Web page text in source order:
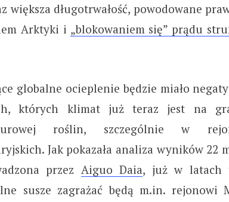
większa długotrwałość, powodowane
Arktyki i „blokowaniem się” prądu
globalne ocieplenie będzie miało
których klimat już teraz jest na
roślin, szczególnie w
Jak pokazała analiza wyników 22
przez Aiguo Daia, już w latach
susze zagrażać będą m.in. rejonowi